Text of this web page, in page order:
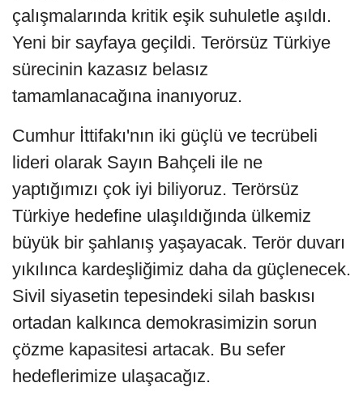
çalışmalarında kritik eşik suhuletle aşıldı.
Yeni bir sayfaya geçildi. Terörsüz Türkiye
sürecinin kazasız belasız
tamamlanacağına inanıyoruz.
Cumhur İttifakı'nın iki güçlü ve tecrübeli
lideri olarak Sayın Bahçeli ile ne
yaptığımızı çok iyi biliyoruz. Terörsüz
Türkiye hedefine ulaşıldığında ülkemiz
büyük bir şahlanış yaşayacak. Terör duvarı
yıkılınca kardeşliğimiz daha da güçlenecek.
Sivil siyasetin tepesindeki silah baskısı
ortadan kalkınca demokrasimizin sorun
çözme kapasitesi artacak. Bu sefer
hedeflerimize ulaşacağız.